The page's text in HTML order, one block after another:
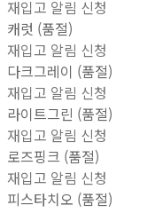
재입고 알림 신청
캐럿 (품절)
재입고 알림 신청
다크그레이 (품절)
재입고 알림 신청
라이트그린 (품절)
재입고 알림 신청
로즈핑크 (품절)
재입고 알림 신청
피스타치오 (품절)